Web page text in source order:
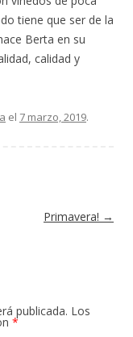
tiene que ser de la
Berta en su
calidad y
el 7 marzo, 2019.
Primavera! →
publicada. Los
*